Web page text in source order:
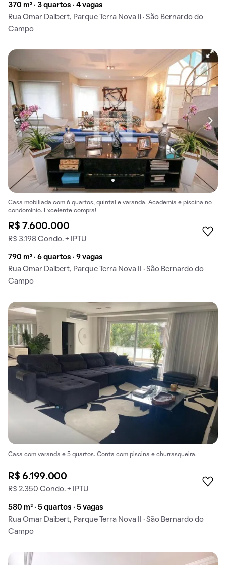
370 m² · 3 quartos · 4 vagas
Rua Omar Daibert, Parque Terra Nova Ii · São Bernardo do
Campo
Casa mobiliada com 6 quartos, quintal e varanda. Academia e piscina no
condomínio. Excelente compra!
R$ 7.600.000
R$ 3.198 Condo. + IPTU
790 m² · 6 quartos · 9 vagas
Rua Omar Daibert, Parque Terra Nova II · São Bernardo do
Campo
Casa com varanda e 5 quartos. Conta com piscina e churrasqueira.
R$ 6.199.000
R$ 2.350 Condo. + IPTU
580 m² · 5 quartos · 5 vagas
Rua Omar Daibert, Parque Terra Nova II · São Bernardo do
Campo